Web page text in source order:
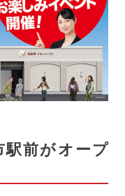
駅前がオープ